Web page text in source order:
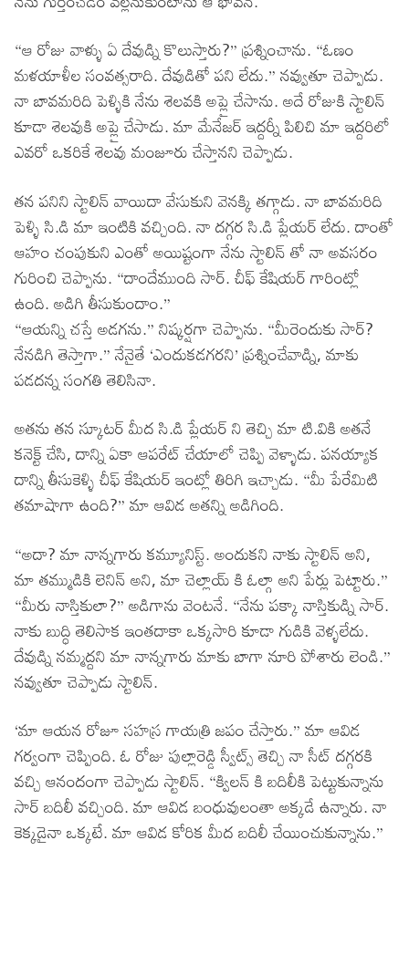
“ఆ రోజు వాళ్ళు ఏ దేవుడ్ని కొలుస్తారు?” ప్రశ్నించాను. “ఓణం
మళయాళీల సంవత్సరాది. దేవుడితో పని లేదు.” నవ్వుతూ చెప్పాడు.
నా బావమరిది పెళ్ళికి నేను శెలవకి అప్లై చేసాను. అదే రోజుకి స్టాలిన్
కూడా శెలవుకి అప్లై చేసాడు. మా మేనేజర్ ఇద్దర్నీ పిలిచి మా ఇద్దరిలో
ఎవరో ఒకరికే శెలవు మంజూరు చేస్తానని చెప్పాడు.
తన పనిని స్టాలిన్ వాయిదా వేసుకుని వెనక్కి తగ్గాడు. నా బావమరిది
పెళ్ళి సి.డి మా ఇంటికి వచ్చింది. నా దగ్గర సి.డి ప్లేయర్ లేదు. దాంతో
ఆహం చంపుకుని ఎంతో అయిష్టంగా నేను స్టాలిన్ తో నా అవసరం
గురించి చెప్పాను. “దాందేముంది సార్. చీఫ్ కేషియర్ గారింట్లో
ఉంది. అడిగి తీసుకుందాం.”
“ఆయన్ని చస్తే అడగను.” నిష్కర్షగా చెప్పాను. “మీరెందుకు సార్?
నేనడిగి తెస్తాగా.” నేనైతే ‘ఎందుకడగరని’ ప్రశ్నించేవాడ్ని, మాకు
పడదన్న సంగతి తెలిసినా.
అతను తన స్కూటర్ మీద సి.డి ప్లేయర్ ని తెచ్చి మా టి.వికి అతనే
కనెక్ట్ చేసి, దాన్ని ఏకా ఆపరేట్ చేయాలో చెప్పి వెళ్ళాడు. పనయ్యాక
దాన్ని తీసుకెళ్ళి చీఫ్ కేషియర్ ఇంట్లో తిరిగి ఇచ్చాడు. “మీ పేరేమిటి
తమాషాగా ఉంది?” మా ఆవిడ అతన్ని అడిగింది.
“అదా? మా నాన్నగారు కమ్యూనిస్ట్. అందుకని నాకు స్టాలిన్ అని,
మా తమ్ముడికి లెనిన్ అని, మా చెల్లాయ్ కి ఓల్గా అని పేర్లు పెట్టారు.”
“మీరు నాస్తికులా?” అడిగాను వెంటనే. “నేను పక్కా నాస్తికుడ్ని సార్.
నాకు బుద్ధి తెలిసాక ఇంతదాకా ఒక్కసారి కూడా గుడికి వెళ్ళలేదు.
దేవుడ్ని నమ్మద్దని మా నాన్నగారు మాకు బాగా నూరి పోశారు లెండి.”
నవ్వుతూ చెప్పాడు స్టాలిన్.
‘మా ఆయన రోజూ సహస్ర గాయత్రి జపం చేస్తారు.” మా ఆవిడ
గర్వంగా చెప్పింది. ఓ రోజు పుల్లారెడ్డి స్వీట్స్ తెచ్చి నా సీట్ దగ్గరకి
వచ్చి ఆనందంగా చెప్పాడు స్టాలిన్. “క్విలన్ కి బదిలీకి పెట్టుకున్నాను
సార్ బదిలీ వచ్చింది. మా ఆవిడ బంధువులంతా అక్కడే ఉన్నారు. నా
కెక్కడైనా ఒక్కటే. మా ఆవిడ కోరిక మీద బదిలీ చేయించుకున్నాను.”